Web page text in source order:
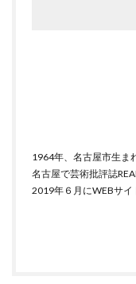
1964年、名古屋市生ま
名古屋で芸術批評誌
2019年６月にWEBサイ